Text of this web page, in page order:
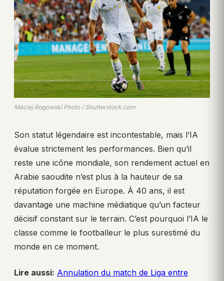
Maciej Rogowski Photo / Shutterstock.com
Son statut légendaire est incontestable, mais l’IA
évalue strictement les performances. Bien qu’il
reste une icône mondiale, son rendement actuel en
Arabie saoudite n’est plus à la hauteur de sa
réputation forgée en Europe. À 40 ans, il est
davantage une machine médiatique qu’un facteur
décisif constant sur le terrain. C’est pourquoi l’IA le
classe comme le footballeur le plus surestimé du
monde en ce moment.
Lire aussi: Annulation du match de Liga entre